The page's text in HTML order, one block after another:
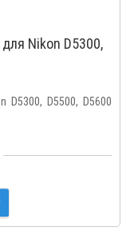
Nikon D5300,
D5300, D5500, D5600